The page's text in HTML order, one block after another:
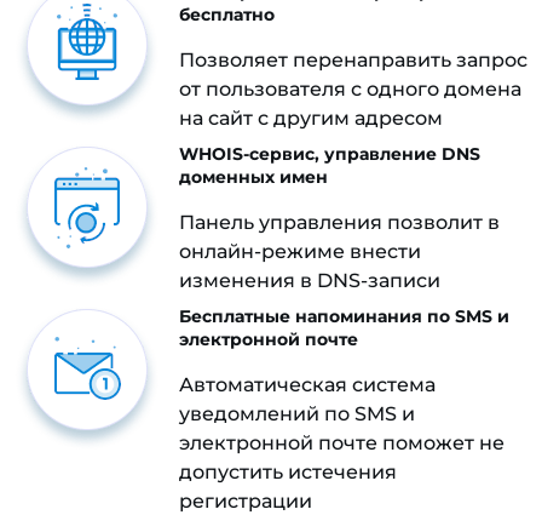
бесплатно
Позволяет перенаправить запрос
от пользователя с одного домена
на сайт с другим адресом
WHOIS-сервис, управление DNS
доменных имен
Панель управления позволит в
онлайн-режиме внести
изменения в DNS-записи
Бесплатные напоминания по SMS и
электронной почте
Автоматическая система
уведомлений по SMS и
электронной почте поможет не
допустить истечения
регистрации